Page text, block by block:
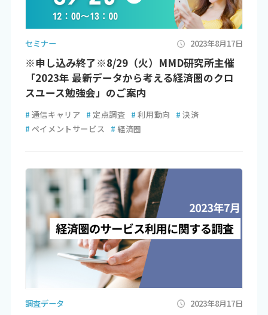
セミナー 2023年8月17日
※申し込み終了※8/29（火）MMD研究所主催
「2023年 最新データから考える経済圏のクロ
スユース勉強会」のご案内
# 通信キャリア # 定点調査 # 利用動向 # 決済
# ペイメントサービス # 経済圏
調査データ 2023年8月17日